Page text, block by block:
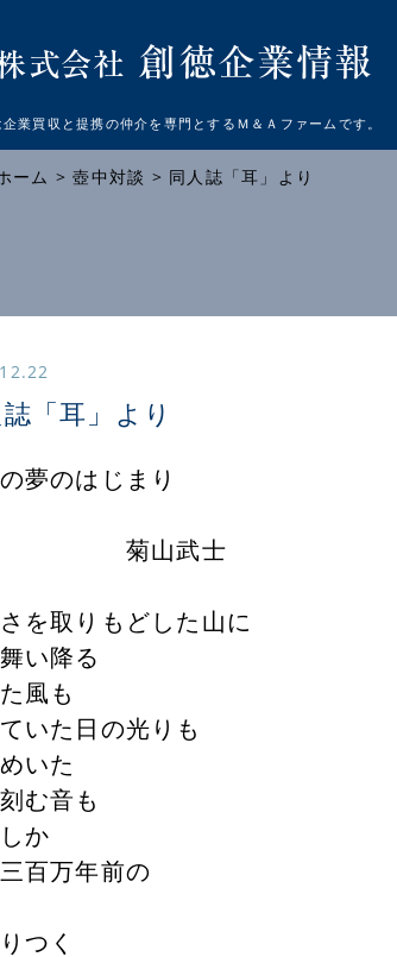
業買収と提携の仲介を専門とするＭ＆Ａファームです。
ーム >壺中対談 > 同人誌「耳」より
誌「耳」より
夢のはじまり
山武士
を取りもどした山に
い降る
風も
いた日の光りも
いた
む音も
か
百万年前の
つく